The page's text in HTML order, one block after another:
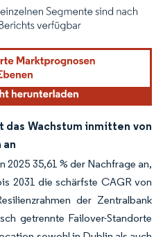
erfordert Namensnennung
das Wachstum inmitten von
2025 35,61 % der Nachfrage an,
2031 die schärfste CAGR von
der Zentralbank
getrennte Failover-Standorte